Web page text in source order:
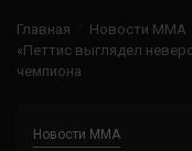
Главная
Новости ММА
«Петтис выглядел
чемпиона
Новости ММА